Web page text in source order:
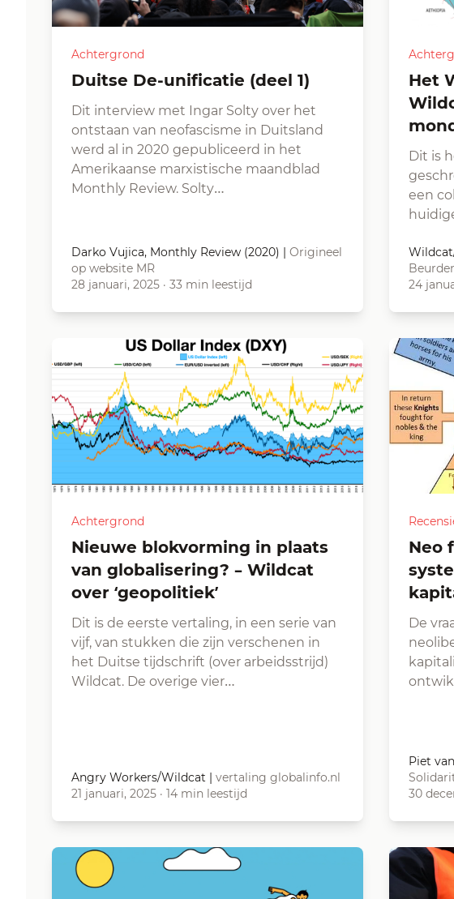
Achtergrond
Duitse De-unificatie (deel 1)
Dit interview met Ingar Solty over het
ontstaan van neofascisme in Duitsland
werd al in 2020 gepubliceerd in het
Amerikaanse marxistische maandblad
Monthly Review. Solty…
Darko Vujica, Monthly Review (2020) | Origineel
op website MR
28 januari, 2025 · 33 min leestijd
Het Westen loopt achter –
Dit is
een
24
Achtergrond
Nieuwe blokvorming in plaats
van globalisering? – Wildcat
over ‘geopolitiek’
Dit is de eerste vertaling, in een serie van
vijf, van stukken die zijn verschenen in
het Duitse tijdschrift (over arbeidsstrijd)
Wildcat. De overige vier…
Angry Workers/Wildcat | vertaling globalinfo.nl
21 januari, 2025 · 14 min leestijd
Neo feodalisme en
De
Piet
30